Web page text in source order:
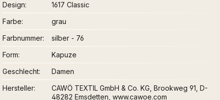
Design
1617 Classic
Farbe
grau
Farbnummer
silber - 76
Form
Kapuze
Geschlecht
Damen
Hersteller
CAWÖ TEXTIL GmbH & Co. KG, Brookweg 91, D-
48282 Emsdetten, www.cawoe.com